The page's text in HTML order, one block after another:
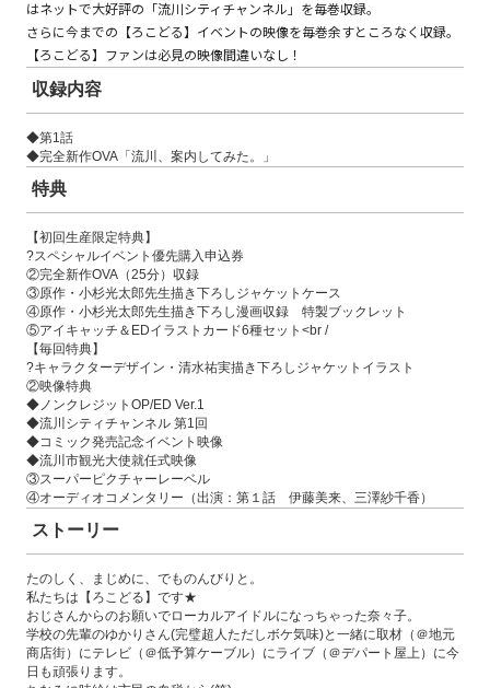
はネットで大好評の「流川シティチャンネル」を毎巻収録。
さらに今までの【ろこどる】イベントの映像を毎巻余すところなく収録。
【ろこどる】ファンは必見の映像間違いなし！
収録内容
◆第1話
◆完全新作OVA「流川、案内してみた。」
特典
【初回生産限定特典】
?スペシャルイベント優先購入申込券
②完全新作OVA（25分）収録
③原作・小杉光太郎先生描き下ろしジャケットケース
④原作・小杉光太郎先生描き下ろし漫画収録 特製ブックレット
⑤アイキャッチ＆EDイラストカード6種セット<br /
【毎回特典】
?キャラクターデザイン・清水祐実描き下ろしジャケットイラスト
②映像特典
◆ノンクレジットOP/ED Ver.1
◆流川シティチャンネル 第1回
◆コミック発売記念イベント映像
◆流川市観光大使就任式映像
③スーパーピクチャーレーベル
④オーディオコメンタリー（出演：第１話 伊藤美来、三澤紗千香）
ストーリー
たのしく、まじめに、でものんびりと。
私たちは【ろこどる】です★
おじさんからのお願いでローカルアイドルになっちゃった奈々子。
学校の先輩のゆかりさん(完璧超人ただしボケ気味)と一緒に取材（＠地元
商店街）にテレビ（＠低予算ケーブル）にライブ（＠デパート屋上）に今
日も頑張ります。